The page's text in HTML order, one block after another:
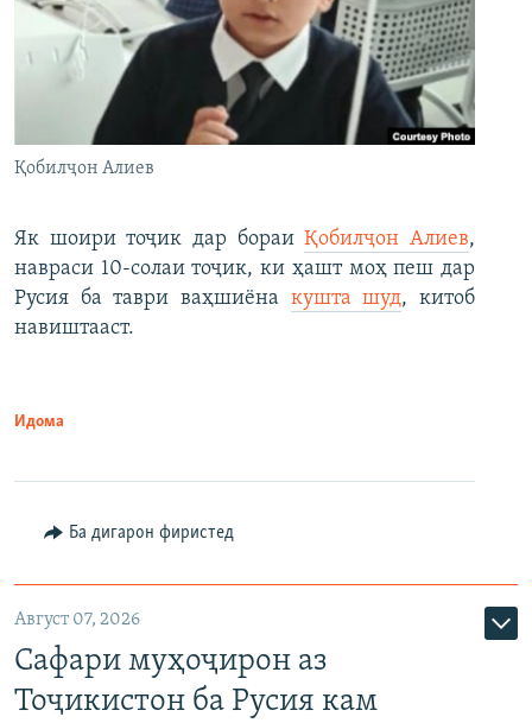
Қобилҷон Алиев
Як шоири тоҷик дар бораиҚобилҷон Алиев,
навраси 10-солаи тоҷик, ки ҳашт моҳ пеш дар
Русия ба таври ваҳшиёна кушта шуд, китоб
навиштааст.
Идома
Ба дигарон фиристед
Август 07, 2026
Сафари муҳоҷирон аз
Тоҷикистон ба Русия кам